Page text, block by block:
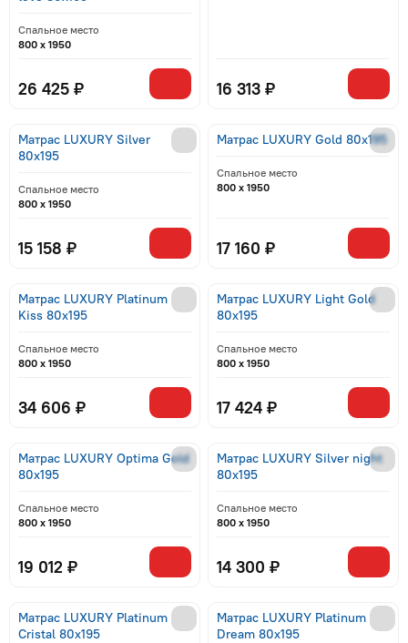
Спальное место
800 x 1950
26 425 ₽ 16 313 ₽
Матрас LUXURY Silver
80x195
Спальное место
800 x 1950
15 158 ₽
Матрас LUXURY Gold 80x195
Спальное место
800 x 1950
17 160 ₽
Матрас LUXURY Platinum
Kiss 80x195
Спальное место
800 x 1950
34 606 ₽
Матрас LUXURY Light Gold
80x195
Спальное место
800 x 1950
17 424 ₽
Матрас LUXURY Optima Gold
80x195
Спальное место
800 x 1950
19 012 ₽
Матрас LUXURY Silver night
80x195
Спальное место
800 x 1950
14 300 ₽
Матрас LUXURY Platinum
Cristal 80x195
Матрас LUXURY Platinum
Dream 80x195